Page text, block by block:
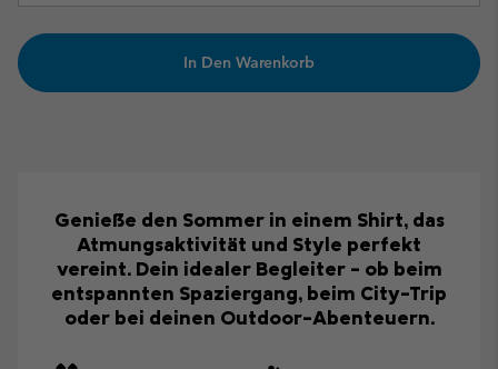
In Den Warenkorb
Genieße den Sommer in einem Shirt, das
Atmungsaktivität und Style perfekt
vereint. Dein idealer Begleiter – ob beim
entspannten Spaziergang, beim City-Trip
oder bei deinen Outdoor-Abenteuern.